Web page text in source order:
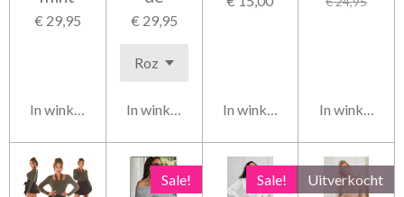
€ 29,95
In winkelwagen
€ 29,95
In winkelwagen In winkelwagen In
Sale! Sale! Uitverkocht